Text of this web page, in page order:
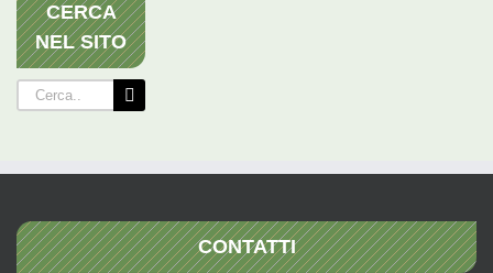
CERCA
NEL SITO
Cerca
per:
CONTATTI